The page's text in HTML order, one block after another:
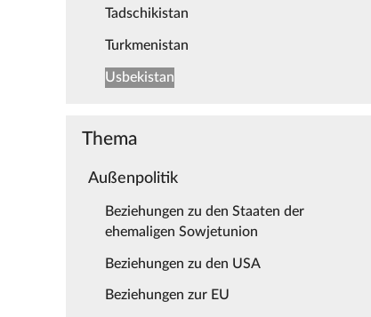
Tadschikistan
Turkmenistan
Usbekistan
Thema
Außenpolitik
Beziehungen zu den Staaten der
ehemaligen Sowjetunion
Beziehungen zu den USA
Beziehungen zur EU